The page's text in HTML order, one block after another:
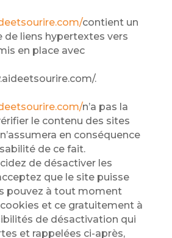
contient un
de liens hypertextes vers
en place avec
.
n’a pas la
le contenu des sites
en conséquence
de ce fait.
de désactiver les
que le site puisse
pouvez à tout moment
et ce gratuitement à
de désactivation qui
et rappelées ci-après,